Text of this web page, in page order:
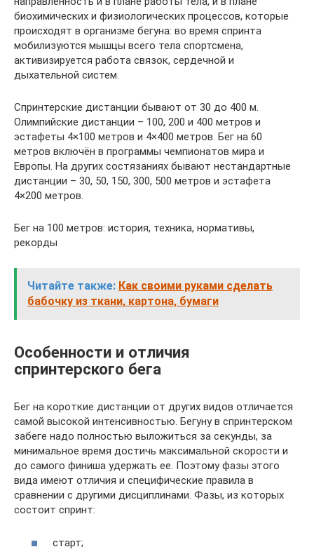
биохимических и физиологических процессов, которые
происходят в организме бегуна: во время спринта
мобилизуются мышцы всего тела спортсмена,
активизируется работа связок, сердечной и
дыхательной систем.
Спринтерские дистанции бывают от 30 до 400 м.
Олимпийские дистанции – 100, 200 и 400 метров и
эстафеты 4×100 метров и 4×400 метров. Бег на 60
метров включён в программы чемпионатов мира и
Европы. На других состязаниях бывают нестандартные
дистанции – 30, 50, 150, 300, 500 метров и эстафета
4×200 метров.
Бег на 100 метров: история, техника, нормативы,
рекорды
Читайте также: Как своими руками сделать
бабочку из ткани, картона, бумаги
Особенности и отличия
спринтерского бега
Бег на короткие дистанции от других видов отличается
самой высокой интенсивностью. Бегуну в спринтерском
забеге надо полностью выложиться за секунды, за
минимальное время достичь максимальной скорости и
до самого финиша удержать ее. Поэтому фазы этого
вида имеют отличия и специфические правила в
сравнении с другими дисциплинами. Фазы, из которых
состоит спринт:
старт;